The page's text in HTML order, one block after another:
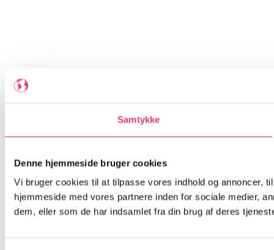
Samtykke
Denne hjemmeside bruger cookies
Vi bruger cookies til at tilpasse vores indhold og annoncer,
hjemmeside med vores partnere inden for sociale medier,
dem, eller som de har indsamlet fra din brug af deres